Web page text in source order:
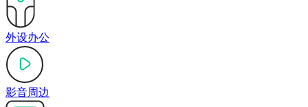
外设办公
影音周边